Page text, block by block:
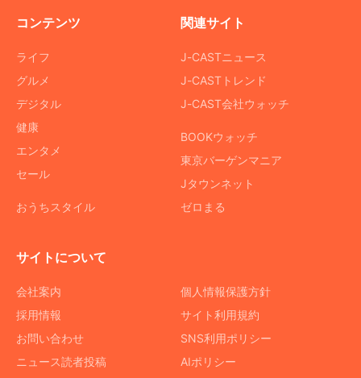
コンテンツ
ライフ
グルメ
デジタル
健康
エンタメ
セール
おうちスタイル
関連サイト
J-CASTニュース
J-CASTトレンド
J-CAST会社ウォッチ
BOOKウォッチ
東京バーゲンマニア
Jタウンネット
ゼロまる
サイトについて
会社案内
採用情報
お問い合わせ
ニュース読者投稿
個人情報保護方針
サイト利用規約
SNS利用ポリシー
AIポリシー